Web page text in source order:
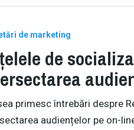
de marketing
de
primesc întrebări despre
audiențelor pe on-